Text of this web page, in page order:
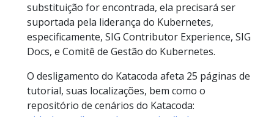
substituição for encontrada, ela precisará ser
suportada pela liderança do Kubernetes,
especificamente, SIG Contributor Experience, SIG
Docs, e Comitê de Gestão do Kubernetes.
O desligamento do Katacoda afeta 25 páginas de
tutorial, suas localizações, bem como o
repositório de cenários do Katacoda: